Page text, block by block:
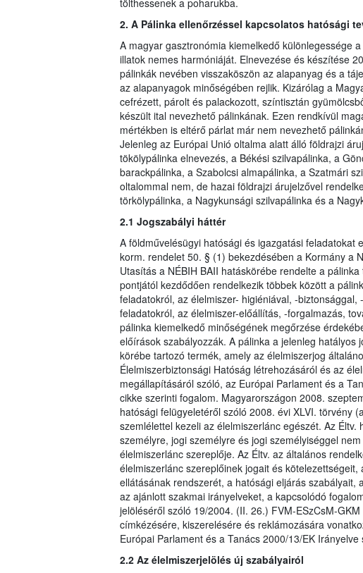
tölthessenek a poharukba.
2. A Pálinka ellenőrzéssel kapcsolatos hatósági
A magyar gasztronómia kiemelkedő különlegessége
illatok nemes harmóniáját. Elnevezése és készítése
pálinkák nevében visszaköszön az alapanyag és a
az alapanyagok minőségében rejlik. Kizárólag a
cefrézett, párolt és palackozott, színtisztán
készült ital nevezhető pálinkának. Ezen rendkívül
mértékben is eltérő párlat már nem nevezhető
Jelenleg az Európai Unió oltalma alatt álló földrajzi
tökölypálinka elnevezés, a Békési szilvapálinka, a
barackpálinka, a Szabolcsi almapálinka, a Szatmári
oltalommal nem, de hazai földrajzi árujelzővel
törkölypálinka, a Nagykunsági szilvapálinka és a
2.1 Jogszabályi háttér
A földművelésügyi hatósági és igazgatási feladatokat
korm. rendelet 50. § (1) bekezdésében a Kormány a
Utasítás a NÉBIH BAII hatáskörébe rendelte a
pontjától kezdődően rendelkezik többek között a
feladatokról, az élelmiszer- higiéniával, -
feladatokról, az élelmiszer-előállítás, -forgalmazás,
pálinka kiemelkedő minőségének megőrzése
előírások szabályozzák. A pálinka a jelenleg hatályos
körébe tartozó termék, amely az élelmiszerjog
Élelmiszerbiztonsági Hatóság létrehozásáról és az
megállapításáról szóló, az Európai Parlament és a
cikke szerinti fogalom. Magyarországon 2008.
hatósági felügyeletéről szóló 2008. évi XLVI. törvény
szemlélettel kezeli az élelmiszerlánc egészét. Az
személyre, jogi személyre és jogi személyiséggel
élelmiszerlánc szereplője. Az Éltv. az általános
élelmiszerlánc szereplőinek jogait és
ellátásának rendszerét, a hatósági eljárás
az ajánlott szakmai irányelveket, a kapcsolódó
jelöléséről szóló 19/2004. (II. 26.) FVM-ESzCsM-
címkézésére, kiszerelésére és reklámozására
Európai Parlament és a Tanács 2000/13/EK
2.2 Az élelmiszerjelölés új szabályairól